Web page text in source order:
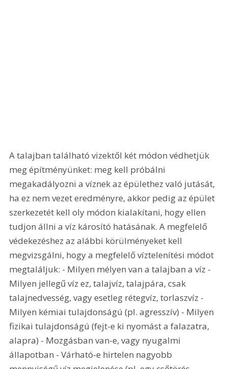
A talajban található vizektől két módon védhetjük
meg építményünket: meg kell próbálni
megakadályozni a víznek az épülethez való jutását,
ha ez nem vezet eredményre, akkor pedig az épület
szerkezetét kell oly módon kialakítani, hogy ellen
tudjon állni a víz károsító hatásának. A megfelelő
védekezéshez az alábbi körülményeket kell
megvizsgálni, hogy a megfelelő víztelenítési módot
megtaláljuk: - Milyen mélyen van a talajban a víz -
Milyen jellegű víz ez, talajvíz, talajpára, csak
talajnedvesség, vagy esetleg rétegvíz, torlaszvíz -
Milyen kémiai tulajdonságú (pl. agresszív) - Milyen
fizikai tulajdonságú (fejt-e ki nyomást a falazatra,
alapra) - Mozgásban van-e, vagy nyugalmi
állapotban - Várható-e hirtelen nagyobb